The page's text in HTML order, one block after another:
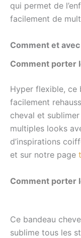
qui permet de
facilement de
Comment et
Comment porter
Hyper flexible, ce
facilement
cheval et
multiples looks
d’inspirations
et sur notre page
Comment porter
Ce bandeau
sublime tous les